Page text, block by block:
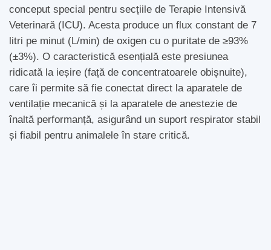
conceput special pentru secțiile de Terapie Intensivă
Veterinară (ICU). Acesta produce un flux constant de 7
litri pe minut (L/min) de oxigen cu o puritate de ≥93%
(±3%). O caracteristică esențială este presiunea
ridicată la ieșire (față de concentratoarele obișnuite),
care îi permite să fie conectat direct la aparatele de
ventilație mecanică și la aparatele de anestezie de
înaltă performanță, asigurând un suport respirator stabil
și fiabil pentru animalele în stare critică.